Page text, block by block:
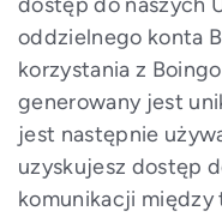
oddzielnego konta
korzystania z
generowany jest
jest następnie
uzyskujesz dostęp
komunikacji między